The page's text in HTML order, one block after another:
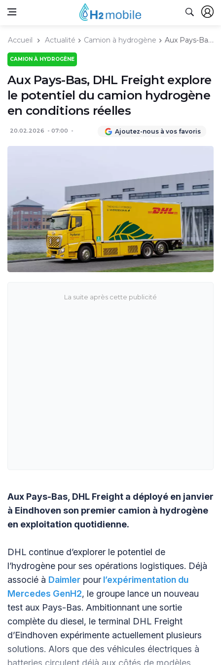
Accueil Actualité Camion à hydrogène Aux Pays-Bas, DHL Freight explore le potentiel du camion hydrogène en conditions réelles
CAMION À HYDROGÈNE
Aux Pays-Bas, DHL Freight explore
le potentiel du camion hydrogène
en conditions réelles
20.02.2026 07:00 Ajoutez-nous à vos favoris
Aux Pays-Bas, DHL Freight a déployé en janvier
à Eindhoven son premier camion à hydrogène
en exploitation quotidienne.
DHL continue d’explorer le potentiel de
l’hydrogène pour ses opérations logistiques. Déjà
associé à Daimler pour l’expérimentation du
Mercedes GenH2, le groupe lance un nouveau
test aux Pays-Bas. Ambitionnant une sortie
complète du diesel, le terminal DHL Freight
d’Eindhoven expérimente actuellement plusieurs
solutions. Alors que des véhicules électriques à
batteries circulent déjà aux côtés de modèles